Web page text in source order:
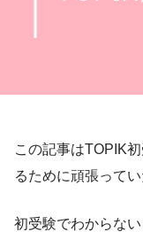
この記事はTOPIK
るために頑張ってい
初受験でわからな